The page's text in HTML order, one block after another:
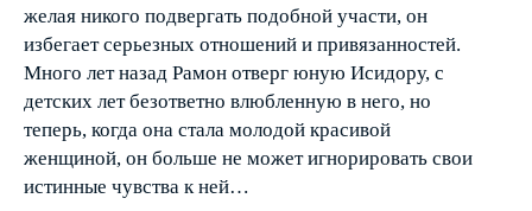
желая никого подвергать подобной участи, он
избегает серьезных отношений и привязанностей.
Много лет назад Рамон отверг юную Исидору, с
детских лет безответно влюбленную в него, но
теперь, когда она стала молодой красивой
женщиной, он больше не может игнорировать свои
истинные чувства к ней…